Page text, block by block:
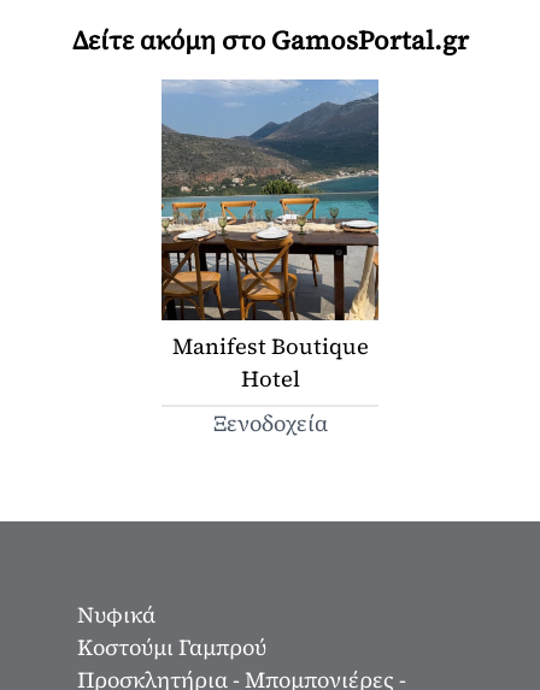
Δείτε ακόμη στο GamosPortal.gr
Manifest Boutique
Hotel
Ξενοδοχεία
Νυφικά
Κοστούμι Γαμπρού
Προσκλητήρια - Μπομπονιέρες -